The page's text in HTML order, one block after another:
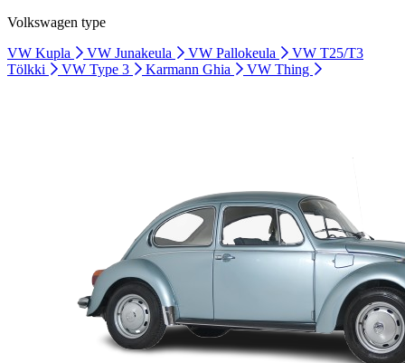
Volkswagen type
VW Kupla
VW Junakeula VW Pallokeula
VW T25/T3
Tölkki
VW Type 3 Karmann Ghia VW Thing